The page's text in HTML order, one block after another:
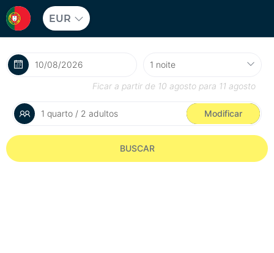
EUR
Ficar a partir de 10 agosto para 11 agosto
1 quarto / 2 adultos Modificar